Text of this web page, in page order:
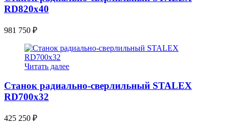
RD820x40
981 750 ₽
Читать далее
Станок радиально-сверлильный STALEX
RD700x32
425 250 ₽